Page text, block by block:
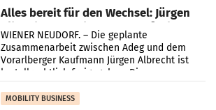
Alles bereit für den Wechsel: Jürgen
Albrecht setzt ab 1.1.2027 auf Adeg
WIENER NEUDORF. – Die geplante
Zusammenarbeit zwischen Adeg und dem
Vorarlberger Kaufmann Jürgen Albrecht ist
kartellrechtlich freigegeben: Die
Bundeswettbewerbsbehörde und der
Bundeskartellanwalt
MOBILITY BUSINESS